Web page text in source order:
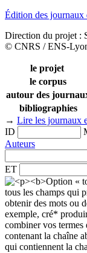
Édition des
Direction du projet :
© CNRS / ENS-
le projet
le corpus
autour des
bibliographies
→ Lire les journaux
ID
Auteurs
ET